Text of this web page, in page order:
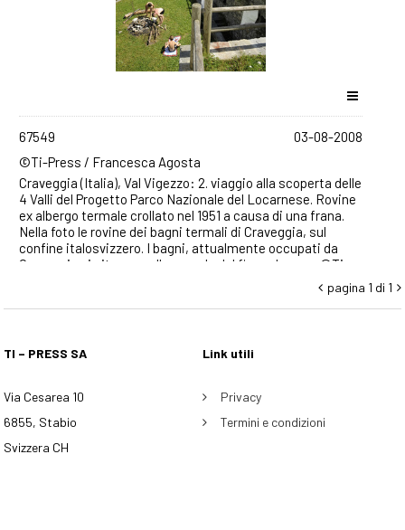
67549
03-08-2008
©Ti-Press / Francesca Agosta
Craveggia (Italia), Val Vigezzo: 2. viaggio alla scoperta delle
4 Valli del Progetto Parco Nazionale del Locarnese. Rovine
ex albergo termale crollato nel 1951 a causa di una frana.
Nella foto le rovine dei bagni termali di Craveggia, sul
confine italosvizzero. I bagni, attualmente occupati da
Craveggia si situano sulle sponde del fiume Isorno . ©Ti-
 pagina 1 di 1 
TI – PRESS SA
Via Cesarea 10
6855, Stabio
Svizzera CH
Link utili
Privacy
Termini e condizioni